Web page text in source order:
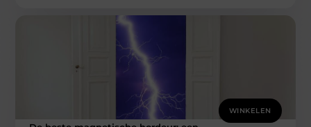
WINKELEN